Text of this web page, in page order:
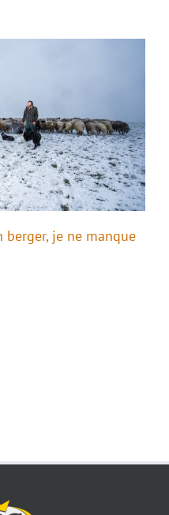
berger, je ne manque